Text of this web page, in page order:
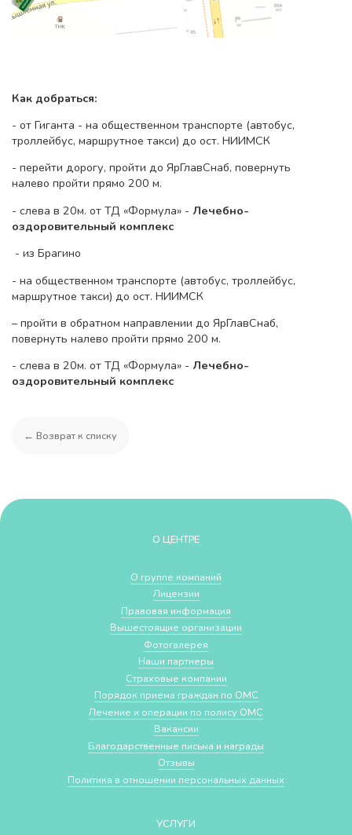
Как добраться:
- от Гиганта - на общественном транспорте (автобус,
троллейбус, маршрутное такси) до ост. НИИМСК
- перейти дорогу, пройти до ЯрГлавСнаб, повернуть
налево пройти прямо 200 м.
- слева в 20м. от ТД «Формула» - Лечебно-
оздоровительный комплекс
- из Брагино
- на общественном транспорте (автобус, троллейбус,
маршрутное такси) до ост. НИИМСК
– пройти в обратном направлении до ЯрГлавСнаб,
повернуть налево пройти прямо 200 м.
- слева в 20м. от ТД «Формула» - Лечебно-
оздоровительный комплекс
← Возврат к списку
О ЦЕНТРЕ
О группе компаний
Лицензии
Правовая информация
Вышестоящие организации
Фотогалерея
Наши партнеры
Страховые компании
Порядок приема граждан по ОМС
Лечение и операции по полису ОМС
Вакансии
Благодарственные письма и награды
Отзывы
Политика в отношении персональных данных
УСЛУГИ